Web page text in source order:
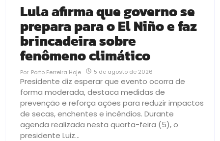
Lula afirma que governo se
prepara para o El Niño e faz
brincadeira sobre
fenômeno climático
Por Porto Ferreira Hoje 5 de agosto de 2026
Presidente diz esperar que evento ocorra de
forma moderada, destaca medidas de
prevenção e reforça ações para reduzir impactos
de secas, enchentes e incêndios. Durante
agenda realizada nesta quarta-feira (5), o
presidente Luiz...